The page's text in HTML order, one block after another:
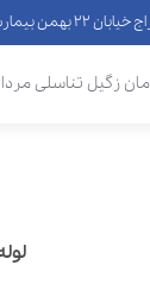
نیکان
زگیل تناسلی